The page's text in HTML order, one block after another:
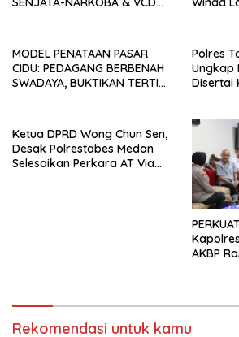
MODEL PENATAAN PASAR
CIDU: PEDAGANG BERBENAH
SWADAYA, BUKTIKAN TERTIB
Polres
Ungkap
Disertai
Ketua DPRD Wong Chun Sen,
Desak Polrestabes Medan
Selesaikan Perkara AT Via
AKBP
Rekomendasi untuk kamu